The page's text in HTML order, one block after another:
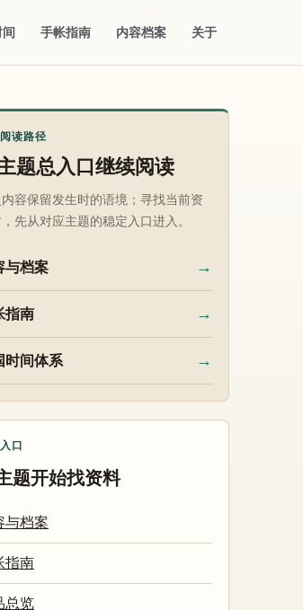
手帐指南 内容档案 关于
读路径
题总入口继续阅读
内容保留发生时的语境；寻找当前资
先从对应主题的稳定入口进入。
与档案 →
指南 →
时间体系 →
口
题开始找资料
与档案
指南
总览